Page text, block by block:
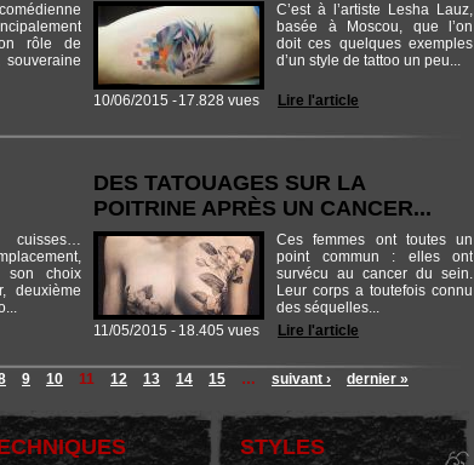
rôle de
souveraine
C’est à l’artiste Lesha Lauz,
basée à Moscou, que l’on
doit ces quelques exemples
d’un style de tattoo un peu...
10/06/2015 -17.828 vues Lire l'article
son choix
deuxième
DES TATOUAGES SUR LA
POITRINE APRÈS UN CANCER...
Ces femmes ont toutes un
point commun : elles ont
survécu au cancer du sein.
Leur corps a toutefois connu
des séquelles...
11/05/2015 - 18.405 vues Lire l'article
9 10 11 12 13 14 15 … suivant › dernier »
STYLES